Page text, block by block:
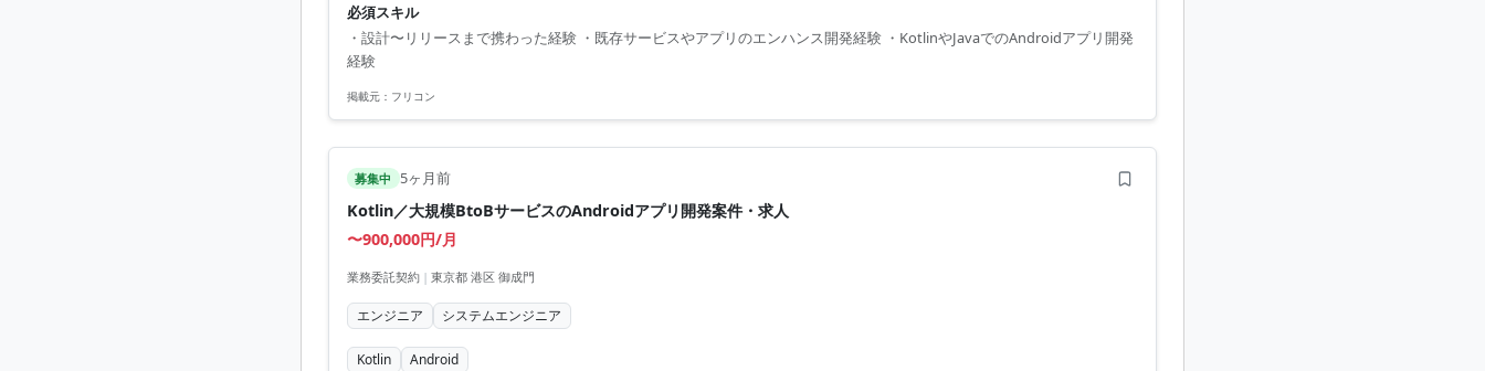
必須スキル
・設計〜リリースまで携わった経験 ・既存サービスやアプリのエンハンス開発経験 ・KotlinやJavaでのAndroidアプリ開発
経験
掲載元： フリコン
募集中 5ヶ月前
Kotlin／大規模BtoBサービスのAndroidアプリ開発案件・求人
〜900,000円/月
業務委託契約 | 東京都 港区 御成門
エンジニア システムエンジニア
Kotlin Android